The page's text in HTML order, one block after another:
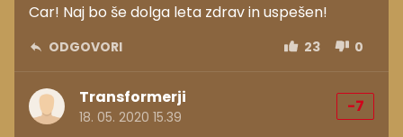
Car! Naj bo še dolga leta zdrav in uspešen!
ODGOVORI 23 0
Transformerji
18. 05. 2020 15.39
-7